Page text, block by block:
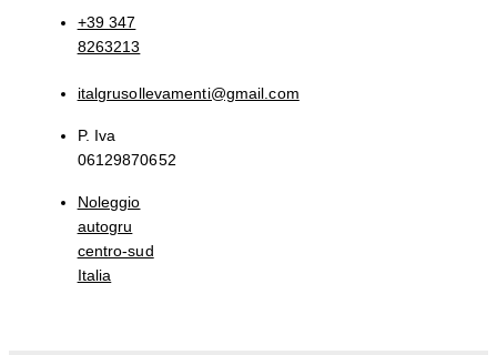
+39 347
8263213
italgrusollevamenti@gmail.com
P. Iva
06129870652
Noleggio
autogru
centro-sud
Italia